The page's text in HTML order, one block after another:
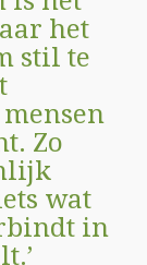
het
stil te
Zo
wat
in